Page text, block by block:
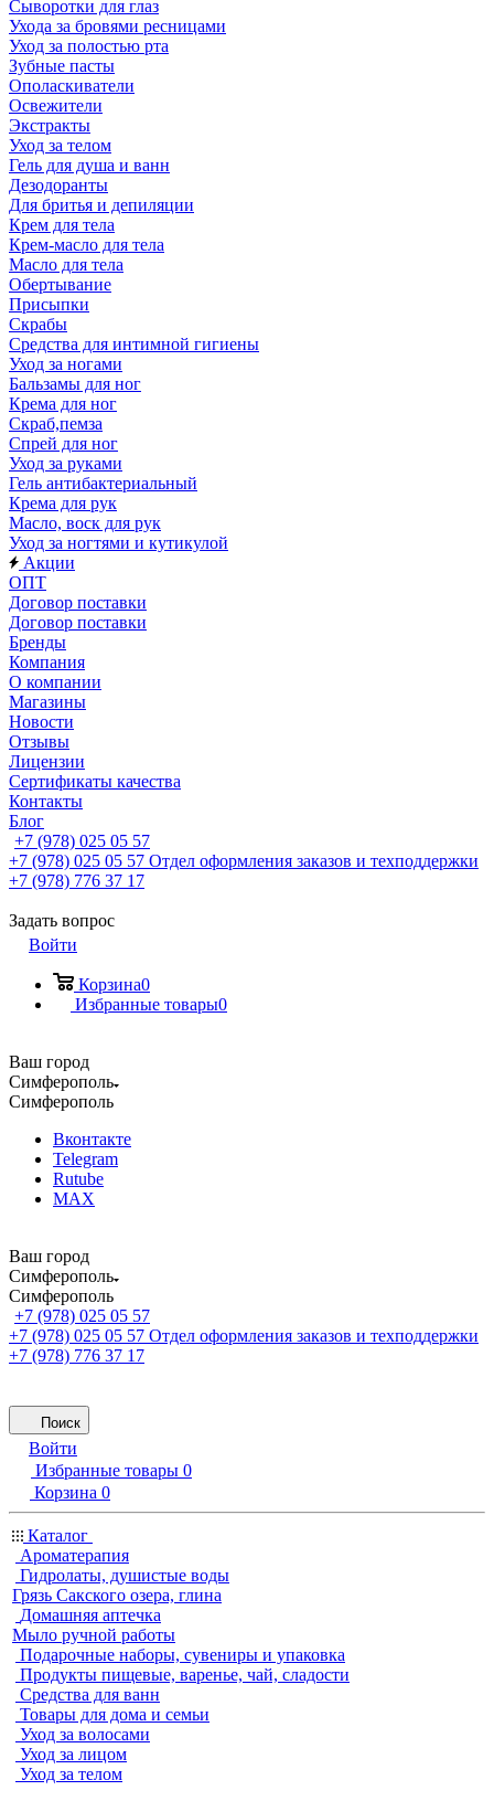
Сыворотки для глаз
Ухода за бровями ресницами
Уход за полостью рта
Зубные пасты
Ополаскиватели
Освежители
Экстракты
Уход за телом
Гель для душа и ванн
Дезодоранты
Для бритья и депиляции
Крем для тела
Крем-масло для тела
Масло для тела
Обертывание
Присыпки
Скрабы
Средства для интимной гигиены
Уход за ногами
Бальзамы для ног
Крема для ног
Скраб,пемза
Спрей для ног
Уход за руками
Гель антибактериальный
Крема для рук
Масло, воск для рук
Уход за ногтями и кутикулой
Акции
ОПТ
Договор поставки
Договор поставки
Бренды
Компания
О компании
Магазины
Новости
Отзывы
Лицензии
Сертификаты качества
Контакты
Блог
+7 (978) 025 05 57
+7 (978) 025 05 57 Отдел оформления заказов и техподдержки
+7 (978) 776 37 17
Задать вопрос
Войти
Корзина0
Избранные товары0
Ваш город
Симферополь
Симферополь
Вконтакте
Telegram
Rutube
MAX
Ваш город
Симферополь
Симферополь
+7 (978) 025 05 57
+7 (978) 025 05 57 Отдел оформления заказов и техподдержки
+7 (978) 776 37 17
Поиск
Войти
Избранные товары 0
Корзина 0
Каталог
Ароматерапия
Гидролаты, душистые воды
Грязь Сакского озера, глина
Домашняя аптечка
Мыло ручной работы
Подарочные наборы, сувениры и упаковка
Продукты пищевые, варенье, чай, сладости
Средства для ванн
Товары для дома и семьи
Уход за волосами
Уход за лицом
Уход за телом